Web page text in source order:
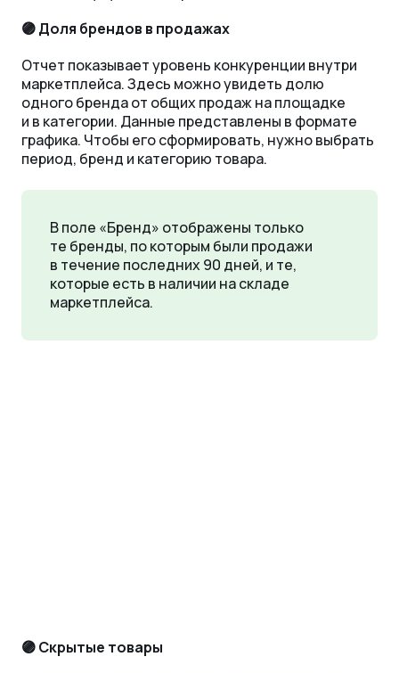
🟣 Доля брендов в продажах
Отчет показывает уровень конкуренции внутри
маркетплейса. Здесь можно увидеть долю
одного бренда от общих продаж на площадке
и в категории. Данные представлены в формате
графика. Чтобы его сформировать, нужно выбрать
период, бренд и категорию товара.
В поле «Бренд» отображены только
те бренды, по которым были продажи
в течение последних 90 дней, и те,
которые есть в наличии на складе
маркетплейса.
🟣 Скрытые товары